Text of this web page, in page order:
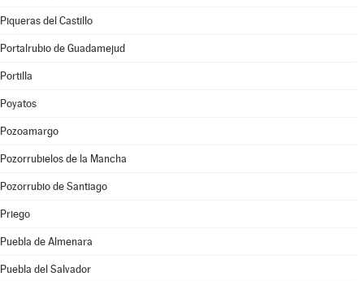
Piqueras del Castillo
Portalrubio de Guadamejud
Portilla
Poyatos
Pozoamargo
Pozorrubielos de la Mancha
Pozorrubio de Santiago
Priego
Puebla de Almenara
Puebla del Salvador